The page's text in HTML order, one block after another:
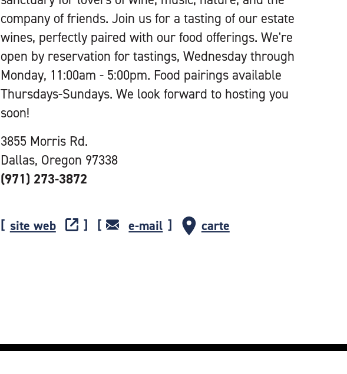
company of friends. Join us for a tasting of our estate
wines, perfectly paired with our food offerings. We're
open by reservation for tastings, Wednesday through
Monday, 11:00am - 5:00pm. Food pairings available
Thursdays-Sundays. We look forward to hosting you
soon!
3855 Morris Rd.
Dallas, Oregon 97338
(971) 273-3872
site web e-mail carte